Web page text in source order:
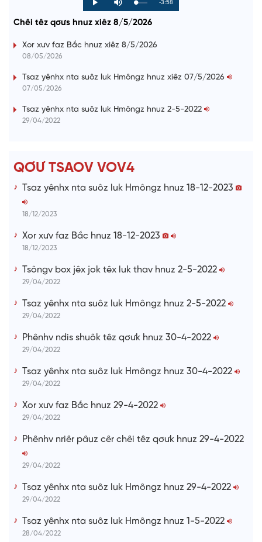
P
l
y
M
u
e
L
o
d
0
P
r
g
s
R
i
-3:58
Chêi têz qơưs hnuz xiêz 8/5/2026
Xor xưv faz Bắc hnuz xiêz 8/5/2026
08/05/2026
Tsaz yênhx nta suôz luk Hmôngz hnuz xiêz 07/5/2026
07/05/2026
Tsaz yênhx nta suôz luk Hmôngz hnuz 2-5-2022
29/04/2022
QƠƯ TSAOV VOV4
Tsaz yênhx nta suôz luk Hmôngz hnuz 18-12-2023
18/12/2023
Xor xưv faz Bắc hnuz 18-12-2023
18/12/2023
Tsôngv box jêx jok têx luk thav hnuz 2-5-2022
29/04/2022
Tsaz yênhx nta suôz luk Hmôngz hnuz 2-5-2022
29/04/2022
Phênhv ndis shuôk têz qơưk hnuz 30-4-2022
29/04/2022
Tsaz yênhx nta suôz luk Hmôngz hnuz 30-4-2022
29/04/2022
Xor xưv faz Bắc hnuz 29-4-2022
29/04/2022
Phênhv nriêr pâuz cêr chêi têz qơưk hnuz 29-4-2022
29/04/2022
Tsaz yênhx nta suôz luk Hmôngz hnuz 29-4-2022
29/04/2022
Tsaz yênhx nta suôz luk Hmôngz hnuz 1-5-2022
28/04/2022